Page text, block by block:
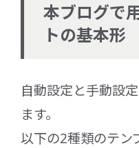
本ブログで
トの基本形
自動設定と手動設
ます。
以下の2種類のテン